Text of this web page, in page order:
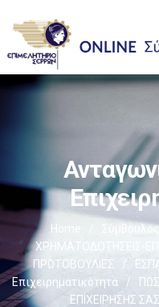
Home Σύμβουλος
ΧΡΗΜΑΤΟΔΟΤΗΣΕΙΣ-
ΠΡΩΤΟΒΟΥΛΙΕΣ
/
Επιχειρηματικότητα
/
ΕΠΙΧΕΙΡΗΣΗΣ